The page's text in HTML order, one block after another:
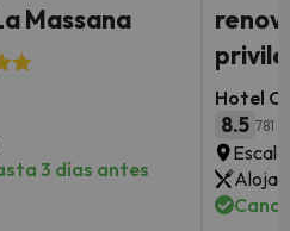
Massana
3 días antes
Hotel
8.5 781